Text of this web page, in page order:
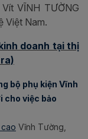
Vít VĨNH TƯỜNG
Việt Nam.
doanh tại thị
bộ phụ kiện Vĩnh
cho việc bảo
Vĩnh Tường,